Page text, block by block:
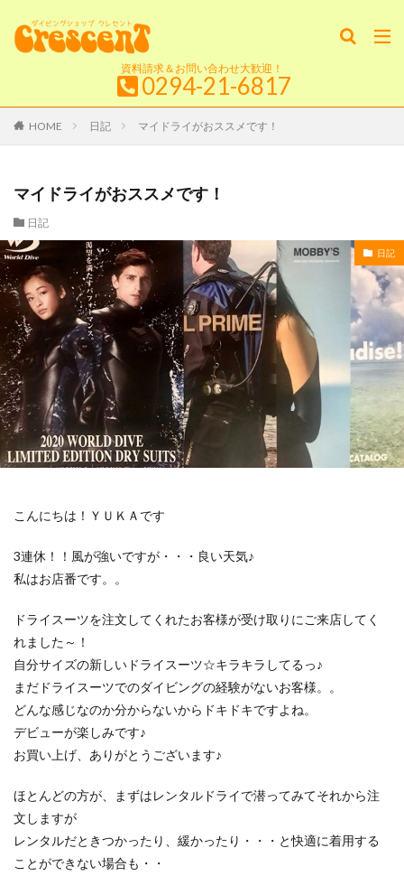
資料請求＆お問い合わせ大歓迎！
0294-21-6817
HOME 日記 マイドライがおススメです！
マイドライがおススメです！
日記
日記
こんにちは！ＹＵＫＡです
3連休！！風が強いですが・・・良い天気♪
私はお店番です。。
ドライスーツを注文してくれたお客様が受け取りにご来店してく
れました～！
自分サイズの新しいドライスーツ☆キラキラしてるっ♪
まだドライスーツでのダイビングの経験がないお客様。。
どんな感じなのか分からないからドキドキですよね。
デビューが楽しみです♪
お買い上げ、ありがとうございます♪
ほとんどの方が、まずはレンタルドライで潜ってみてそれから注
文しますが
レンタルだときつかったり、緩かったり・・・と快適に着用する
ことができない場合も・・